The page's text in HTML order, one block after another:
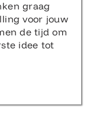
graag
voor jouw
de tijd om
idee tot